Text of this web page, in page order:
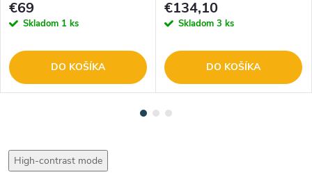
€69
Skladom 1 ks
DO KOŠÍKA
€134,10
Skladom 3 ks
DO KOŠÍKA
High-contrast mode